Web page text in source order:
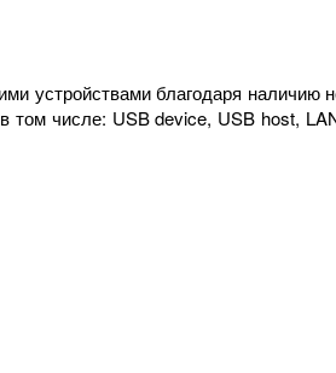
устройствами благодаря наличию
том числе: USB device, USB host,